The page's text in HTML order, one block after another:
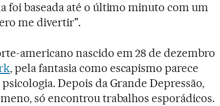
foi baseada até o último minuto com um
me divertir".
americano nascido em 28 de dezembro
, pela fantasia como escapismo parece
Depois da Grande Depressão,
só encontrou trabalhos esporádicos.